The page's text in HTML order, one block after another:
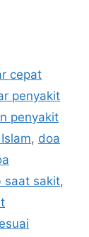
cepat
penyakit
penyakit
, doa
saat sakit,